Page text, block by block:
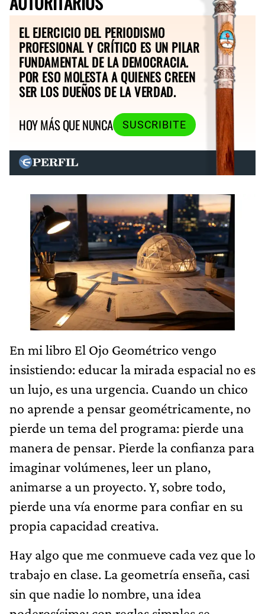
EL EJERCICIO DEL PERIODISMO
PROFESIONAL Y CRÍTICO ES UN PILAR
FUNDAMENTAL DE LA DEMOCRACIA.
POR ESO MOLESTA A QUIENES CREEN
SER LOS DUEÑOS DE LA VERDAD.
HOY MÁS QUE NUNCA
SUSCRIBITE
En mi libro El Ojo Geométrico vengo
insistiendo: educar la mirada espacial no es
un lujo, es una urgencia. Cuando un chico
no aprende a pensar geométricamente, no
pierde un tema del programa: pierde una
manera de pensar. Pierde la confianza para
imaginar volúmenes, leer un plano,
animarse a un proyecto. Y, sobre todo,
pierde una vía enorme para confiar en su
propia capacidad creativa.
Hay algo que me conmueve cada vez que lo
trabajo en clase. La geometría enseña, casi
sin que nadie lo nombre, una idea